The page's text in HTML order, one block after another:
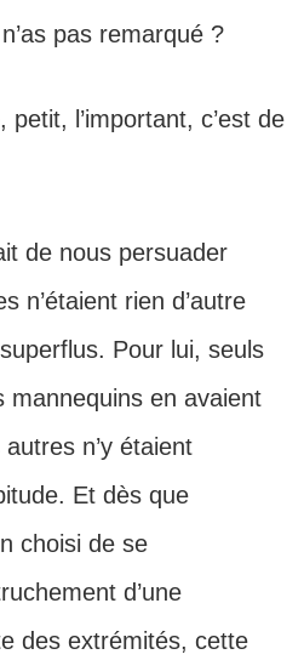
pas remarqué ?
l’important, c’est de
de nous persuader
n’étaient rien d’autre
Pour lui, seuls
mannequins en avaient
n’y étaient
Et dès que
choisi de se
d’une
des extrémités, cette